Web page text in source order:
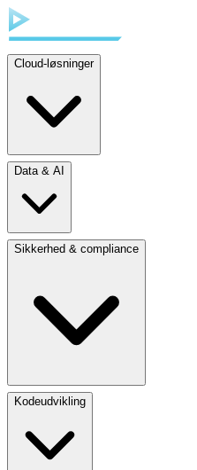
Cloud-løsninger
Data & AI
Sikkerhed & compliance
Kodeudvikling